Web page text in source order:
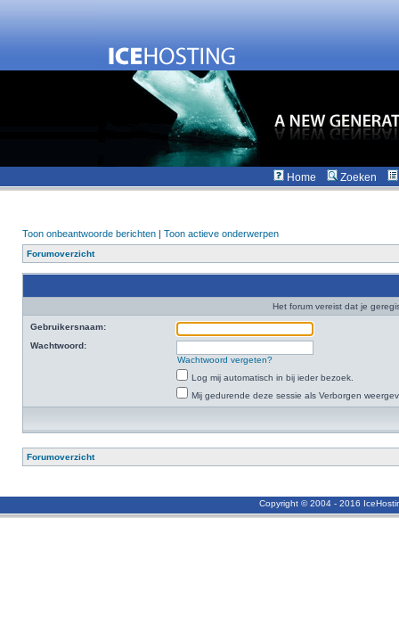
Home Zoeken
Toon onbeantwoorde berichten | Toon actieve onderwerpen
Forumoverzicht
Het forum vereist dat je
Gebruikersnaam:
Wachtwoord:
Wachtwoord vergeten?
Log mij automatisch in bij ieder bezoek.
Mij gedurende deze sessie als Verborgen
Forumoverzicht
Copyright © 2004 - 2016